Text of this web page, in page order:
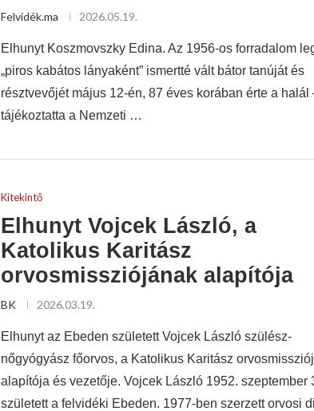
Felvidék.ma 2026.05.19.
Elhunyt Koszmovszky Edina. Az 1956-os forradalom
„piros kabátos lányaként” ismertté vált bátor tanúját és
résztvevőjét május 12-én, 87 éves korában érte a halál
tájékoztatta a Nemzeti …
Kitekintő
Elhunyt Vojcek László, a
Katolikus Karitász
orvosmissziójának alapítója
BK 2026.03.19.
Elhunyt az Ebeden született Vojcek László szülész-
nőgyógyász főorvos, a Katolikus Karitász
alapítója és vezetője. Vojcek László 1952. szeptember
született a felvidéki Ebeden. 1977-ben szerzett orvosi